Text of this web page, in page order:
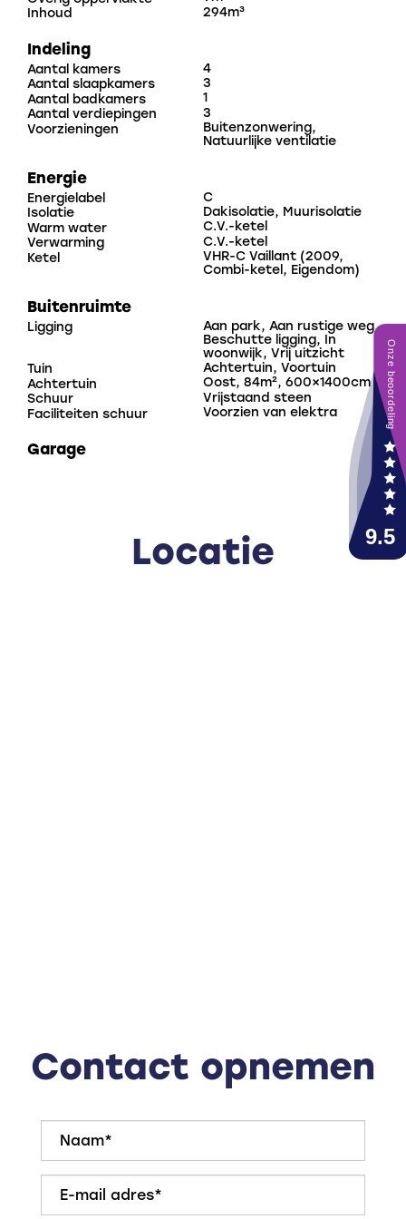
komen nemen bij deze leuke woning!
Indeling:
Entree van de woning is in de hal. De hal is voorzien
trapopgang en de toegang tot de woonruimte.
Vanuit de hal kom je in de sfeervolle woonkamer met
een vrij zicht aan de voor- en achterzijde. De half
open keuken is voorzien van een recht keukenblok
met een inbouwgaskookplaat, een oven en een
afzuigkap. Vanuit de keuken is er toegang tot de
1e verdieping:
badkamer. Er zijn 2 slaapkamers aan de achterzijde
voorzijde. Hiernaast is de badkamer voorzien van een
douche en een wastafel. Er is een vaste kast op de
overloop waar de aansluiting is van de wasmachine.
Inhoud
294m³
Indeling
Aantal kamers
4
Aantal slaapkamers
3
Aantal badkamers
1
Aantal verdiepingen
3
Voorzieningen
Buitenzonwering,
Natuurlijke ventilatie
Energie
Energielabel
C
Isolatie
Dakisolatie, Muurisolatie
Warm water
C.V.-ketel
Verwarming
C.V.-ketel
Ketel
VHR-C Vaillant (2009,
Combi-ketel, Eigendom)
Buitenruimte
Ligging
Aan park, Aan rustige weg,
Beschutte ligging, In
woonwijk, Vrij uitzicht
Tuin
Achtertuin, Voortuin
Achtertuin
Oost, 84m², 600×1400cm
Schuur
Vrijstaand steen
Faciliteiten schuur
Voorzien van elektra
Garage
Locatie
Contact opnemen